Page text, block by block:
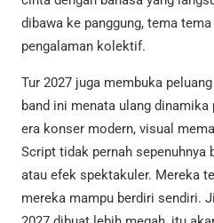
dibawa ke panggung, tema
pengalaman kolektif.
Tur 2027 juga membuka
band ini menata ulang
era konser modern, visual
Script tidak pernah sepenuhnya
atau efek spektakuler. Mereka
mereka mampu berdiri sendiri.